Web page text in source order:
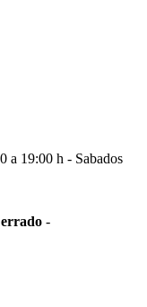
a 19:00 h - Sabados
-